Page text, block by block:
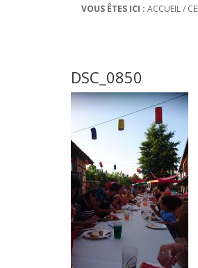
VOUS ÊTES ICI : ACCUEIL/
DSC_0850